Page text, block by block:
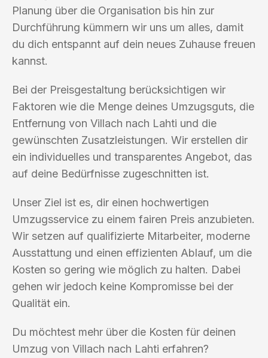
Planung über die Organisation bis hin zur
Durchführung kümmern wir uns um alles, damit
du dich entspannt auf dein neues Zuhause freuen
kannst.
Bei der Preisgestaltung berücksichtigen wir
Faktoren wie die Menge deines Umzugsguts, die
Entfernung von Villach nach Lahti und die
gewünschten Zusatzleistungen. Wir erstellen dir
ein individuelles und transparentes Angebot, das
auf deine Bedürfnisse zugeschnitten ist.
Unser Ziel ist es, dir einen hochwertigen
Umzugsservice zu einem fairen Preis anzubieten.
Wir setzen auf qualifizierte Mitarbeiter, moderne
Ausstattung und einen effizienten Ablauf, um die
Kosten so gering wie möglich zu halten. Dabei
gehen wir jedoch keine Kompromisse bei der
Qualität ein.
Du möchtest mehr über die Kosten für deinen
Umzug von Villach nach Lahti erfahren?